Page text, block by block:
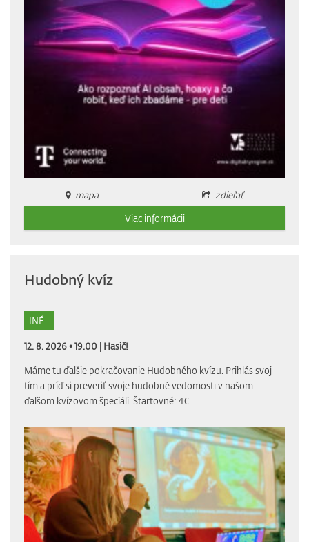
mapa
zdieľať
Viac informácii
Hudobný kvíz
INÉ...
12. 8. 2026 • 19.00 | Hasič!
Máme tu ďalšie pokračovanie Hudobného kvízu. Prihlás svoj
tím a príď si preveriť svoje hudobné vedomosti v našom
ďalšom kvízovom špeciáli. Štartovné: 4€